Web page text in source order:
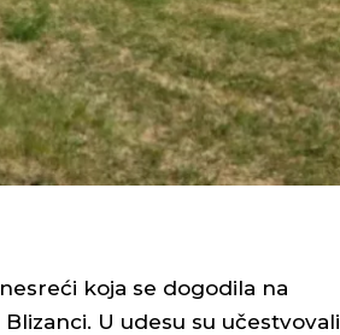
koja se dogodila na
U udesu su učestvovali